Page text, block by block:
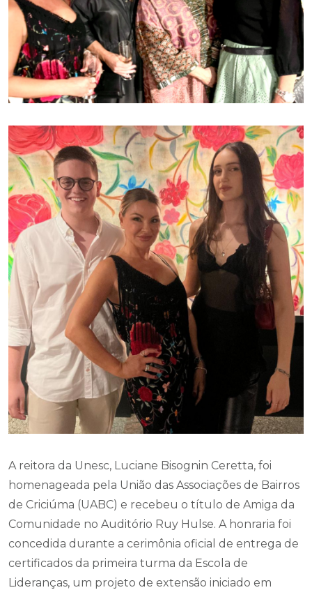
A reitora da Unesc, Luciane Bisognin Ceretta, foi
homenageada pela União das Associações de Bairros
de Criciúma (UABC) e recebeu o título de Amiga da
Comunidade no Auditório Ruy Hulse. A honraria foi
concedida durante a cerimônia oficial de entrega de
certificados da primeira turma da Escola de
Lideranças, um projeto de extensão iniciado em